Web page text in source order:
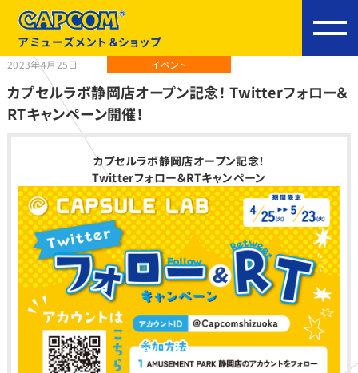
アミューズメント＆ショップ
2023年4月25日 イベント
カプセルラボ静岡店オープン記念！ Twitterフォロー＆
RTキャンペーン開催！
カプセルラボ静岡店オープン記念！
Twitterフォロー＆RTキャンペーン